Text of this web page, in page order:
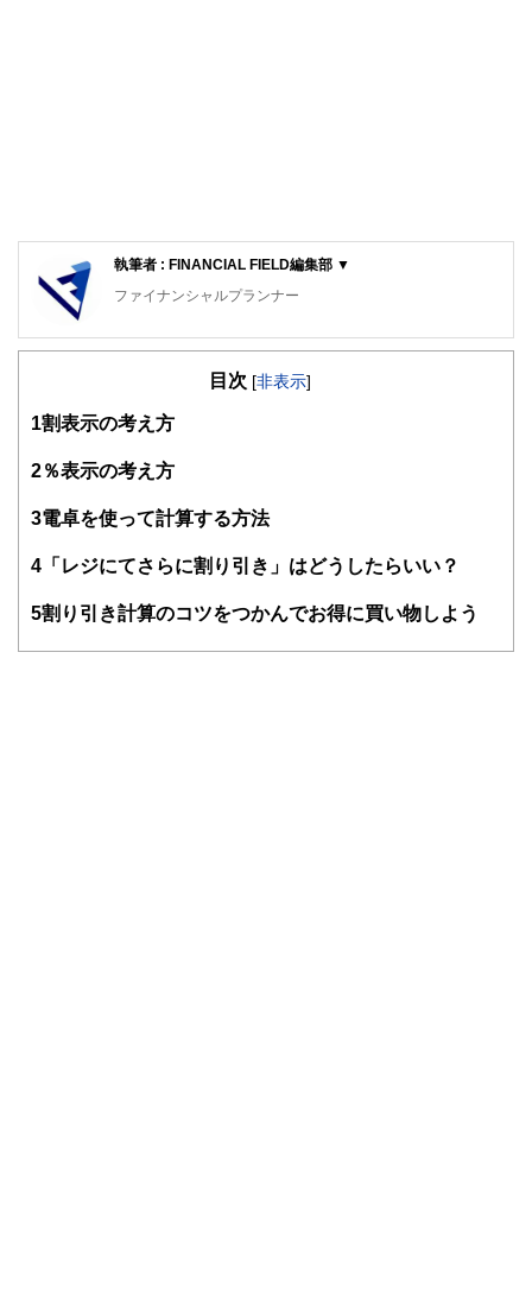
執筆者 : FINANCIAL FIELD編集部 ▼
ファイナンシャルプランナー
FinancialField編集部は、金融、経済に関する記事を、日々
知識がない方でも理解できるようわかりやすく発信していま
得者を中心に「お金や暮らし」に関する書籍・雑誌の編集経
験者で構成され、企画立案から記事掲載まですべての工程に
護士、税理士、宅地建物取引士、相続診断士、住宅ローンア
士、行政書士、投資アナリスト、キャリアコンサルタントな
かしく感じられる年金や税金、相続、保険、ローンなどの話
目次 [非表示]
1 割表示の考え方
2 ％表示の考え方
3電卓を使って計算する方法
4 「レジにてさらに割り引き」はどうしたらいい？
5割り引き計算のコツをつかんでお得に買い物しよう